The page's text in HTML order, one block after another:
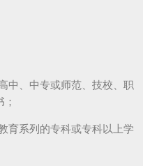
中、中专或师范、技校、职
育系列的专科或专科以上学